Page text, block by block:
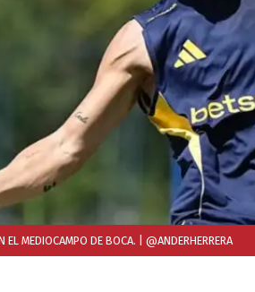
EL MEDIOCAMPO DE BOCA. | @ANDERHERRERA